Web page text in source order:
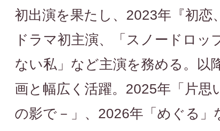
初出演を果たし、2023年『初恋
ドラマ初主演、「スノードロッ
ない私」など主演を務める。以
画と幅広く活躍。2025年「片思
の影で－」、2026年「めぐる」